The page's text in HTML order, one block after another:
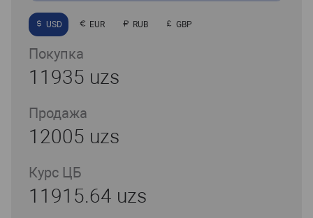
USD EUR RUB GBP
Покупка
11935 uzs
Продажа
12005 uzs
Курс ЦБ
11915.64 uzs